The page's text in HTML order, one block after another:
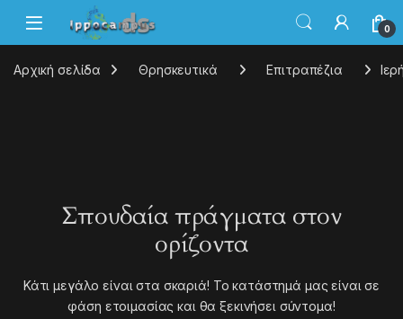
0
Αρχική σελίδα Θρησκευτικά Επιτραπέζια
Σπουδαία πράγματα στον
ορίζοντα
Κάτι μεγάλο είναι στα σκαριά! Το κατάστημά μας είναι σε
φάση ετοιμασίας και θα ξεκινήσει σύντομα!